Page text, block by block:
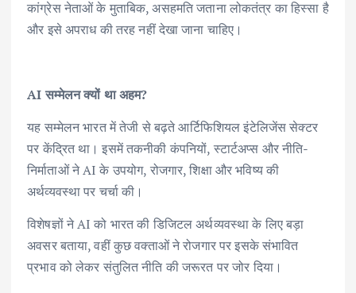
कांग्रेस नेताओं के मुताबिक, असहमति जताना लोकतंत्र का हिस्सा है
और इसे अपराध की तरह नहीं देखा जाना चाहिए।
AI सम्मेलन क्यों था अहम?
यह सम्मेलन भारत में तेजी से बढ़ते आर्टिफिशियल इंटेलिजेंस सेक्टर
पर केंद्रित था। इसमें तकनीकी कंपनियों, स्टार्टअप्स और नीति-
निर्माताओं ने AI के उपयोग, रोजगार, शिक्षा और भविष्य की
अर्थव्यवस्था पर चर्चा की।
विशेषज्ञों ने AI को भारत की डिजिटल अर्थव्यवस्था के लिए बड़ा
अवसर बताया, वहीं कुछ वक्ताओं ने रोजगार पर इसके संभावित
प्रभाव को लेकर संतुलित नीति की जरूरत पर जोर दिया।